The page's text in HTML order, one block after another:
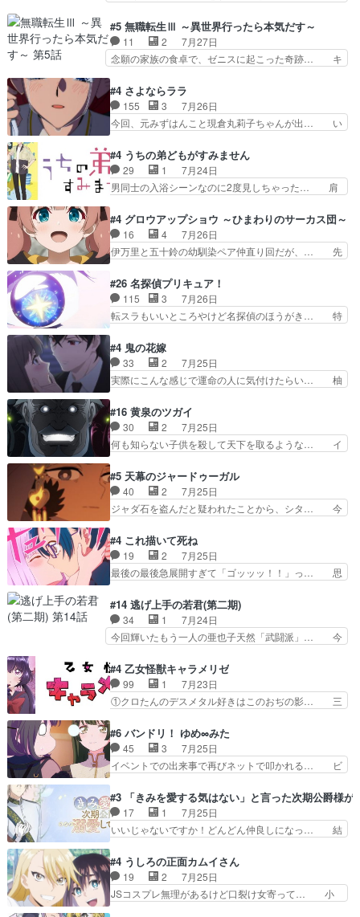
レベのアニメ制作を日本に奪… 予言で正体がバレ
る、もう騙し討ちは出来な… 村正の墓、アニメで
見ると一杯で怖いな。ア…
とカストルの共通点は、魔法の制御が出… 椋鳥の
大群て…住民から迷惑がられてない？… キングコ
ングor進撃の巨人牡羊座のアルデ… スピカ・イ
オ・カストルという組み合わせ。… 有り余るパワ
みかたが雑になってきてるな… イキりカストルは
怖がりやったかあスピカな… 鏡の世界への突入と
新たな依頼サブタイトル…
#5 無職転生Ⅲ ～異世界行ったら本気だす～
11 2
7月27日
念願の家族の食卓で、ゼニスに起こった奇跡… キ
ナリーゼの悪魔の囁きwクリフとエリナ… 悪魔の
囁きやめてくださいwおい、1番重要… ゼニスも
感情が出てきてて良い方向に進んで… 第５話を
ABEMAで視聴しました。視聴に… クリフとエリ
相変わらずで草ルディ君釣り… ルーデウスにシル
フィエットとロキシーとの… 離れ離れになったり
別れがあったり絶望の大…
#4 さよならララ
155 3
7月26日
今回、元みずはんこと現倉丸莉子ちゃんが出… い
様とは...本当の愛とは...なんぞ… テンポの良いボ
ケとツッコミで笑わせつつ、… この作品、ストー
リーにも登場人物にも全く… 家で机に向かってる
時の貧乏ゆすりとか、ラ… お姉ちゃんと話せ
に、ララは何を思うのだ… 息をするかのように3
話まで視聴。2026… ララの王子様探しが本格的
に動き出した回。…
#4 うちの弟どもがすみません
29 1
7月24日
男同士の入浴シーンなのに2度見しちゃった… 肩
散歩って逃げるよね！糸と類を助けよう… 類の面
倒見るのが1番大変そう糸は誰とでも… 源くんを
甘えさせるまでの糸と周りの出来事… 源くん、甘
えちゃうぞ宣言。思ったよりラブ… 糸ちゃんのま
目的を忘れてますますヤング… でも央太と親しく
するのは嫌。世話を拒んで… ゴメス（カエル）外
で散歩させてたのか(*…
#4 グロウアップショウ ～ひまわりのサーカス団～
16 4
7月26日
伊万里と五十鈴の幼馴染ペア仲直り回だが、… 先
や、これ素晴らしいコメディアニメだな。… 水着
回なのにビキニじゃない！これは時代背… 今回は
推しの吾野伊万里ちゃん担当回。これ… 伊万里さ
んの手品回であり水着回ね。瑞佳ち… 売り上げが
タ教育のせいで瑞佳がヒモカス… 伊万里ちゃんの
人前での苦手意識を抱えなが… 第４話をｄアニメ
ストアで視聴しました。視…
#26 名探偵プリキュア！
115 3
7月26日
転スラもいいところやけど名探偵のほうがき… 特
なはプリキュア仲間には自分が未来から… の活
躍、敵を圧倒ってのはおおよその流れだ… キュア
エクレール初変身＆初戦闘。プリキュ… キュアエ
クレールは強いが力を制御できない… キュアエク
ッコロで始まってちょっ… バカおもろいやん
www実質まどマギやんけ… しかも実質的にエク
レールが倒したビルであ…
#4 鬼の花嫁
33 2
7月25日
実際にこんな感じで運命の人に気付けたらい… 柚
の花嫁は一見すると甘い夢、理想の天国… 玲夜さ
んのご両親の登場ですこの世に数多い… 玲夜のお
父さんが石田彰だったことに驚きを… 主人公自分
の立場わかって無さすぎやしまた… ヨミツガと
子にも優しいし可愛いしこの… ユキノさんから玲
夜の父親の話で、そのイメ… あやかしの頂点に立
つ鬼龍院家の現当主が息…
#16 黄泉のツガイ
30 2
7月25日
何も知らない子供を殺して天下を取るような… イ
いバトル回の最後に、予想外の引きシン… これっ
て作者が描きたいのは"ユルの物語"… デラさんの
秘密がちょっとわかった回、正直… 左さんと刀持
ちさんが対決♪あとどこぞのじ… 何処も彼処も言
く動いていてずっと胸が熱… 同時視聴｜
DaemonsRealm｜リア… これまで騙していた東
村を捨てて新郷家に来…
#5 天幕のジャードゥーガル
40 2
7月25日
ジャダ石を盗んだと疑われたことから、シタ… 今
ぶややこしいことになってたオープニン… テンポ
も良いし毎話良いところで引くから全… 盟友ドレ
ゲネ后との出会い。次週のドレゲネ… さて、登場
人物多いけどついていけるのか私… 今回は遂にド
んがめっちゃ可愛かったなド… まさかの展開にめ
ちゃくちゃテンション上が… チャガタイの所へ密
偵に行ったはずがドレゲ…
#4 これ描いて死ね
19 2
7月25日
最後の最後急展開すぎて「ゴッッッ！！」っ… 思
は泣かなかった！漫画描きのハウツー回… この作
品はこういうのをズバッとキメるの上… 藤子不二
雄に親しんだ人にはとてもフィット… 赤福のヌル
ヌルした動きとかネームを褒めら… 漫研が気にな
から新たな仲間まで。本作品… 今回エンディング
テーマが流れるのが早い（… この作品の世界に
も、一応デジタルという概…
#14 逃げ上手の若君(第二期)
34 1
7月24日
今回輝いたもう一人の亜也子天然「武闘派」… 今
逃れすら逃げ上手亜也子のアシストに支… そう
か、亜也子もまだ9歳なのか‥ときゆき… 「亜也
子のドキドキ・大作戦！・長寿丸を一… 目玉と耳
を相手に言葉で繰り広げる戰もノラ… 時代設定ど
からのいらすとやは草だった。… 今回は亜也子回
でしたね頼もしさと乙女らし… 貞宗、キモいギョ
ロ目としか思ってなかった…
#4 乙女怪獣キャラメリゼ
99 1
7月23日
①クロたんのデスメタル好きはこのおぢの影… 三
か好きになれんキャラだなぁ作品もイン… 相変わ
らず生物学者には見えないわね響野君… 正体を知
らないのにどちりも肯定してくれた… 黒絵がハル
ゴンになっても、南を助けて大事… OPにデスボ
心を許す、母の友達である光… 黒絵の可愛さレベ
ルが止まらない。南くんと… 黒絵の母とのやり取
りでエヴァの加持さん思…
#6 バンドリ！ ゆめ∞みた
45 3
7月25日
イベントでの出来事で再びネットで叩かれる… ビ
ラがまじで何がしたいかわからん！先生… 陰キャ
の間合いにスルっと入ってきて相手の… ビオラが
都子さんを籠絡しに来ててやばいぞ… マネージャ
ー現実版初登場！バレーボールに… 藻掻きながら
で相手の緊張を解く相手の共… たまったアニメ
50本だってｗ今日も帰った… マネージャー実在
した大逆風のハズなのに全…
#3 「きみを愛する気はない」と言った次期公爵様が
17 1
7月25日
いいじゃないですか！どんどん仲良しになっ… 結
の恋愛系で1番これが好き。愛する気は… 今晩
は、2130頃からシンデレラガールズ… 公爵の妻
なのに着てる洋服がシンプル。テー… まあ、これ
は見なくていいな。むしろ判断が… 自分でも気づ
#4 うしろの正面カムイさん
19 2
7月25日
JSコスプレ無理があるけど口裂け女寄って… 小